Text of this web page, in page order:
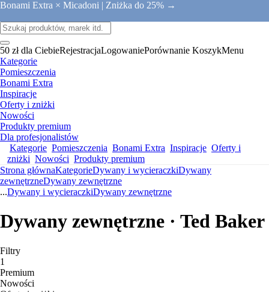
Bonami Extra × Micadoni | Zniżka do 25% →
50 zł dla CiebieRejestracjaLogowaniePorównanie KoszykMenu
Kategorie
Pomieszczenia
Bonami Extra
Inspiracje
Oferty i zniżki
Nowości
Produkty premium
Dla profesjonalistów
Kategorie Pomieszczenia Bonami Extra Inspiracje Oferty i
zniżki Nowości Produkty premium
Strona głównaKategorieDywany i wycieraczkiDywany
zewnętrzneDywany zewnętrzne
...Dywany i wycieraczkiDywany zewnętrzne
Dywany zewnętrzne · Ted Baker
Filtry
1
Premium
Nowości